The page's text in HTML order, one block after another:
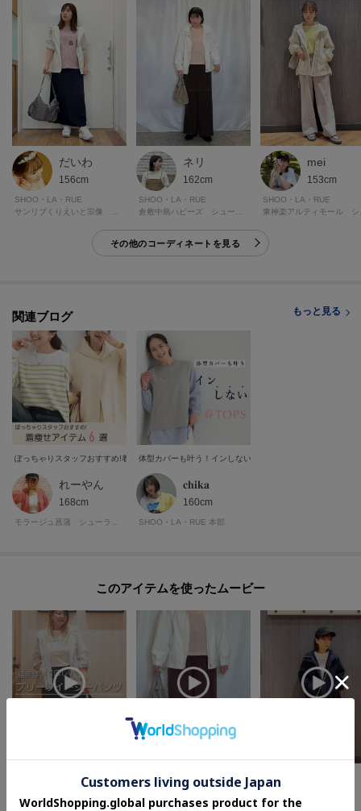
POINT.1
再入荷通知や、値下げ情報・在庫状況をメルマガにてお知らせ。
POINT.2
マイページでお気に入り一覧をチェックでき、
自分だけのお買い物リストがつくれる！
ーーーーーーーーーーーーーーーーーーーーーーーーーーーー
モデル情報：身長163cm B81 W59 H88 着用サイズ：02（M）
だいわ
156cm
SHOO・LA・RUE
サンリブくりえいと宗像 シューラルー
ネリ
162cm
SHOO・LA・RUE
mei
153cm
SHOO・LA・RUE
その他のコーディネートを見る
関連ブログ もっと見る
ぽっちゃりスタッフおすすめ!着痩せアイテム6選
れーやん
168cm
モラージュ菖蒲 シューラルー
体型カバーも叶う！インしない春トップス
𝐜𝐡𝐢𝐤𝐚
160cm
SHOO・LA・RUE 本部
このアイテムを使ったムービー
れーやん
168cm
ネリ